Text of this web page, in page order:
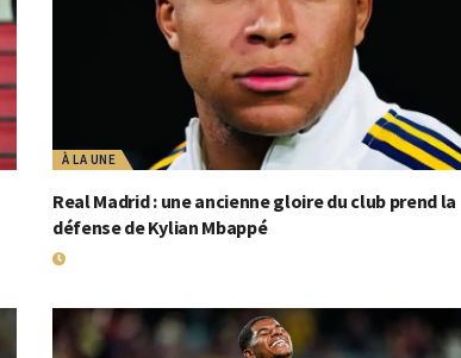
À LA UNE
Real Madrid : une ancienne gloire du club prend la
défense de Kylian Mbappé